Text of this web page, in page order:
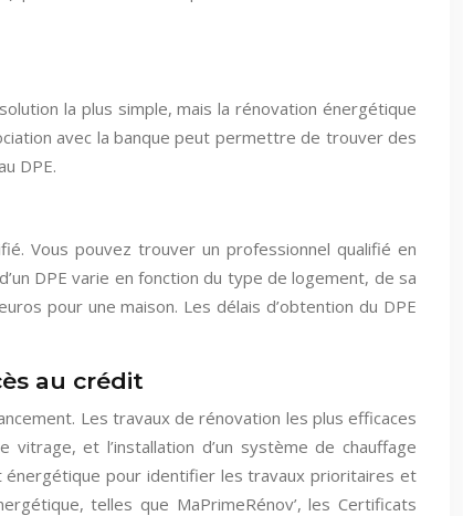
la plus simple, mais la rénovation énergétique
avec la banque peut permettre de trouver des
DPE.
Vous pouvez trouver un professionnel qualifié en
DPE varie en fonction du type de logement, de sa
pour une maison. Les délais d’obtention du DPE
au crédit
Les travaux de rénovation les plus efficaces
et l’installation d’un système de chauffage
énergétique pour identifier les travaux prioritaires et
telles que MaPrimeRénov’, les Certificats